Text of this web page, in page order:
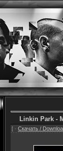
Linkin Park -
[ · Скачать /